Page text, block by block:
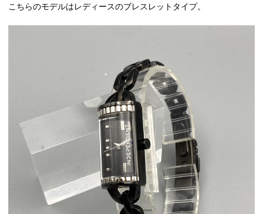
こちらのモデルはレディースのブレスレットタイプ。